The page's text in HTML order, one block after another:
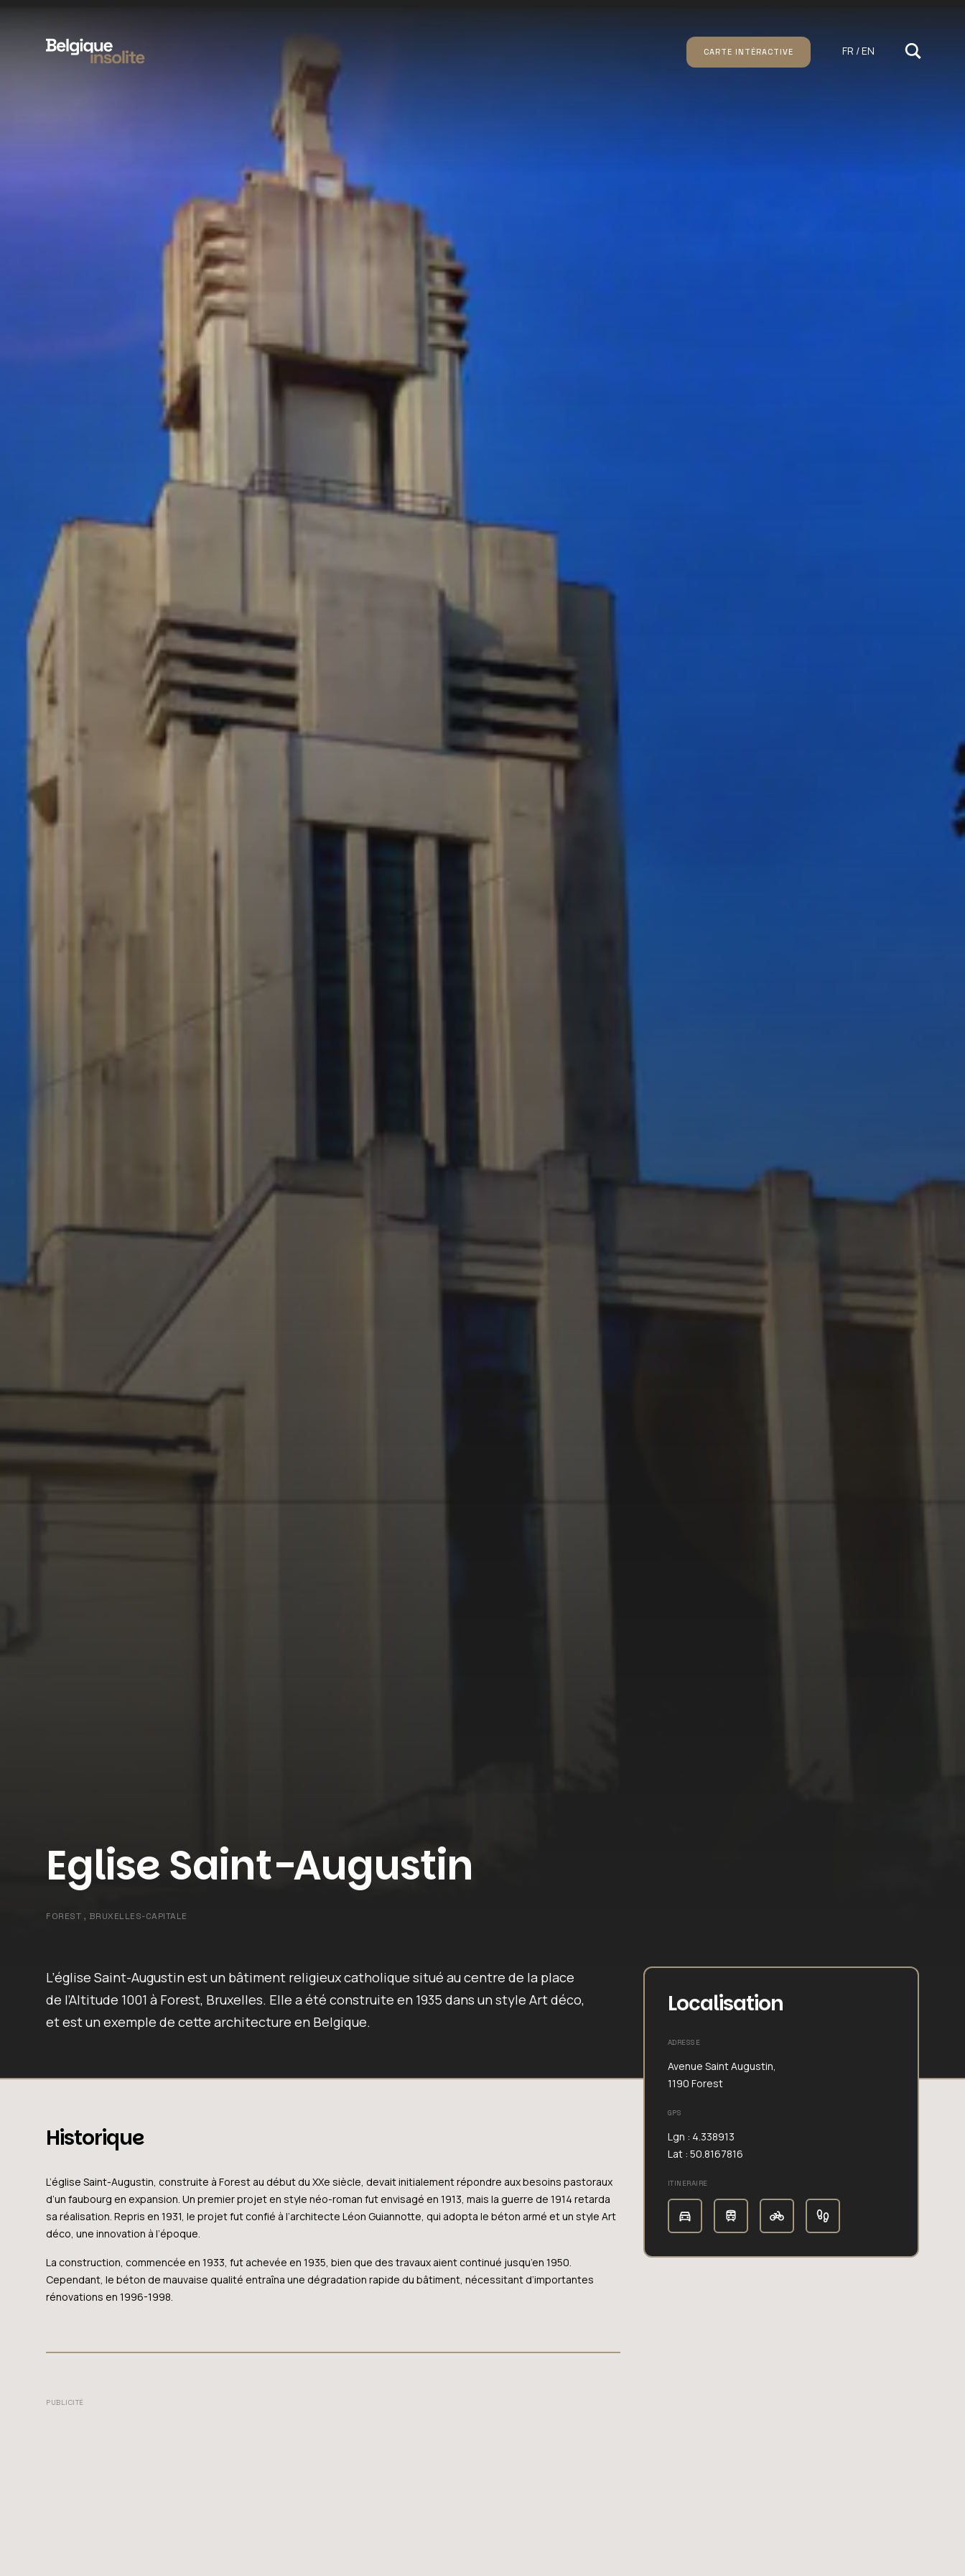
CARTE INTÉRACTIVE FR / EN
Eglise Saint-Augustin
FOREST , BRUXELLES-CAPITALE
L’église Saint-Augustin est un bâtiment religieux catholique situé au centre de la place
de l’Altitude 1001 à Forest, Bruxelles. Elle a été construite en 1935 dans un style Art déco,
et est un exemple de cette architecture en Belgique.
Historique
L’église Saint-Augustin, construite à Forest au début du XXe siècle, devait initialement répondre aux besoins pastoraux
d’un faubourg en expansion. Un premier projet en style néo-roman fut envisagé en 1913, mais la guerre de 1914 retarda
sa réalisation. Repris en 1931, le projet fut confié à l’architecte Léon Guiannotte, qui adopta le béton armé et un style Art
déco, une innovation à l’époque.
La construction, commencée en 1933, fut achevée en 1935, bien que des travaux aient continué jusqu’en 1950.
Cependant, le béton de mauvaise qualité entraîna une dégradation rapide du bâtiment, nécessitant d’importantes
rénovations en 1996-1998.
PUBLICITÉ
Localisation
ADRESSE
Avenue Saint Augustin,
1190 Forest
GPS
Lgn : 4.338913
Lat : 50.8167816
ITINERAIRE